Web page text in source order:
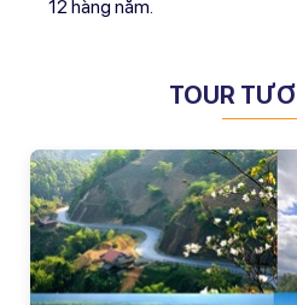
12 hàng năm.
TOUR